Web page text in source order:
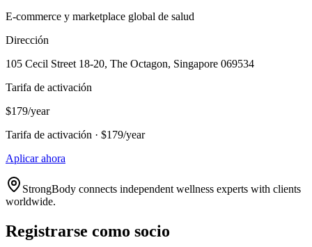
E-commerce y marketplace global de salud
Dirección
105 Cecil Street 18-20, The Octagon, Singapore 069534
Tarifa de activación
$179/year
Tarifa de activación · $179/year
Aplicar ahora
StrongBody connects independent wellness experts with clients
worldwide.
Registrarse como socio